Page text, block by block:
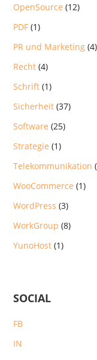
OpenSource (12)
PDF (1)
PR und Marketing (4)
Recht (4)
Schrift (1)
Sicherheit (37)
Software (25)
Strategie (1)
Telekommunikation
WooCommerce (1)
WordPress (3)
WorkGroup (8)
YunoHost (1)
SOCIAL
FB
IN